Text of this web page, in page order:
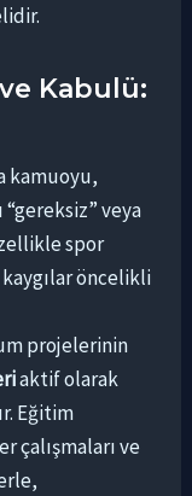
Kabulü:
kamuoyu,
veya
spor
öncelikli
projelerinin
aktif olarak
Eğitim
çalışmaları ve